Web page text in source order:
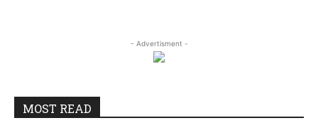
- Advertisment -
MOST READ